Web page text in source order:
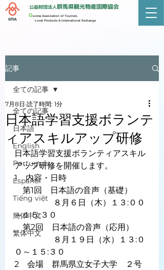
GTIA
公益財団法人群馬県観光物産国際協会
Gunma Association of Tourism.
Local Products & International Exchange
記事
全ての記事
日本語
English
Português
Español
Tiếng việt
簡体中文
繁体中文
全ての記事
日本語学習支援ボランテ
ィアスキルアップ研修
7月8日 読了時間: 1分
日本語学習支援ボランティアスキル
アップ研修を開催します。
1　内容・日時
第1回　日本語の音声（基礎）
８月６日（木）１３:００
～１５:３０
第2回　日本語の音声（応用）
８月１９日（水）１３:０
０～１５:３０
2　会場　群馬県立女子大学　２号